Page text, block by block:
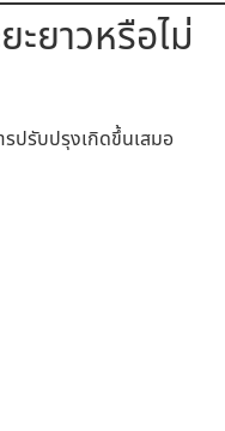
ะยาวหรือไม่
รปรับปรุงเกิดขึ้นเสมอ